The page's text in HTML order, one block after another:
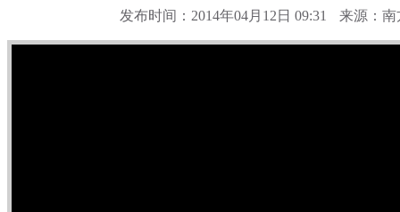
发布时间：2014年04月12日 09:31 来源：南